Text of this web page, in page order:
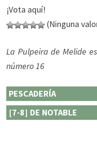
¡Vota aquí!
(Ninguna
La Pulpeira de Melide
número 16
PESCADERÍA
[7-8] DE NOTABLE